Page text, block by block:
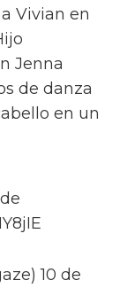
Vivian en
Jenna
de danza
en un
10 de